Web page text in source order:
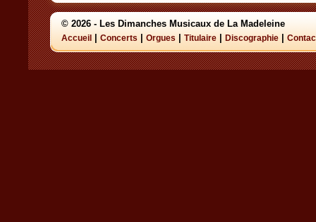
© 2026 - Les Dimanches Musicaux de La Madeleine
Accueil Concerts Orgues Titulaire Discographie